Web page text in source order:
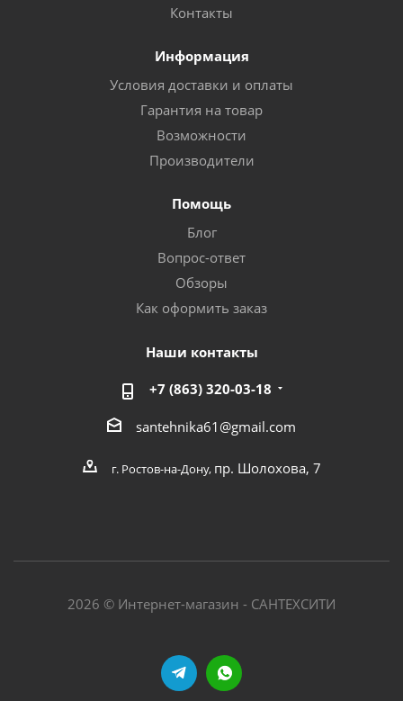
Контакты
Информация
Условия доставки и оплаты
Гарантия на товар
Возможности
Производители
Помощь
Блог
Вопрос-ответ
Обзоры
Как оформить заказ
Наши контакты
+7 (863) 320-03-18
santehnika61@gmail.com
г. Ростов-на-Дону, пр. Шолохова, 7
2026 © Интернет-магазин - САНТЕХСИТИ